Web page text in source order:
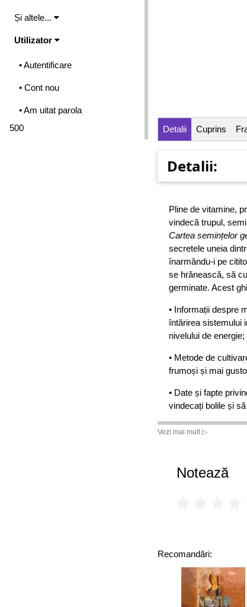
Și altele...
Utilizator
• Autentificare
• Cont nou
• Am uitat parola
500
Detalii Cuprins
Detalii:
Pline de vitamine,
vindecă trupul,
Cartea semințelor
secretele uneia
înarmându-i pe
se hrănească, să
germinate. Acest
• Informații despre
întărirea sistemului
nivelului de energie;
• Metode de
frumoși și mai
• Date și fapte
vindecați bolile și
• Peste cincizeci
naturale,Cartea
care țin regim,
Vezi mai mult ▷
Notează
Recomandări: